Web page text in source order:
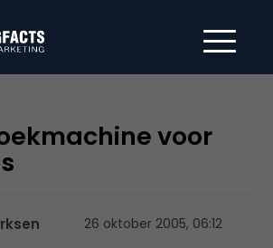
voor
26 oktober 2005, 06:12